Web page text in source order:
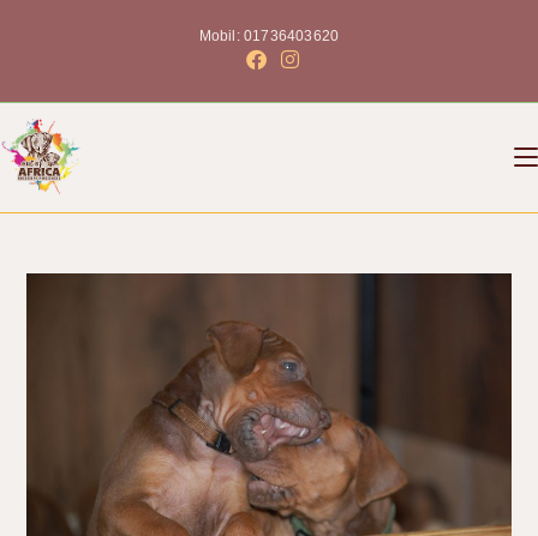
Mobil: 01736403620